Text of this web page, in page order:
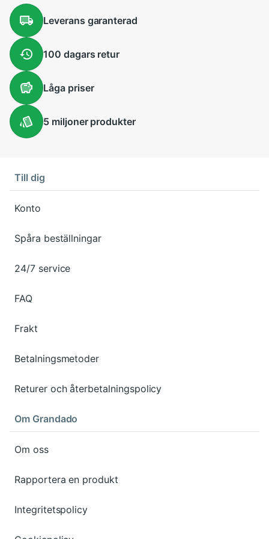
Leverans garanterad
100 dagars retur
Lågapriser
5 miljonerprodukter
Till dig
Konto
Spåra beställningar
24/7 service
FAQ
Frakt
Betalningsmetoder
Returer och återbetalningspolicy
Om Grandado
Om oss
Rapportera en produkt
Integritetspolicy